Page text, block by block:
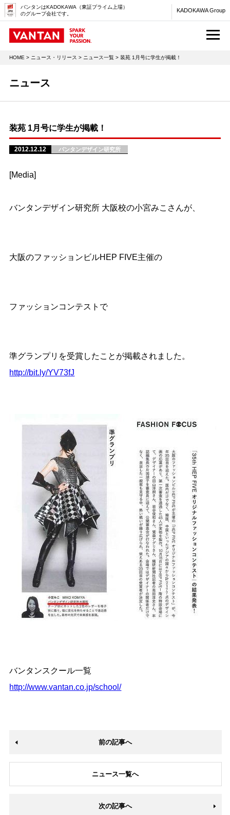
バンタンはKADOKAWA（東証プライム上場）
のグループ会社です。
KADOKAWA Group
HOME > ニュース・リリース > ニュース一覧 > 装苑 1月号に学生が掲載！
ニュース
装苑 1月号に学生が掲載！
2012.12.12 バンタンデザイン研究所
[Media]
バンタンデザイン研究所 大阪校の小宮みこさんが、
大阪のファッションビルHEP FIVE主催の
ファッションコンテストで
準グランプリを受賞したことが掲載されました。
http://bit.ly/YV73fJ
バンタンスクール一覧
http://www.vantan.co.jp/school/
前の記事へ
ニュース一覧へ
次の記事へ